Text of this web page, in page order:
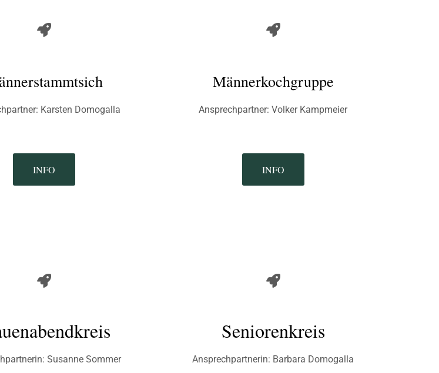
Karsten Domogalla
INFO
Männerkochgruppe
Ansprechpartner: Volker Kampmeier
INFO
Susanne Sommer
Seniorenkreis
Ansprechpartnerin: Barbara Domogalla